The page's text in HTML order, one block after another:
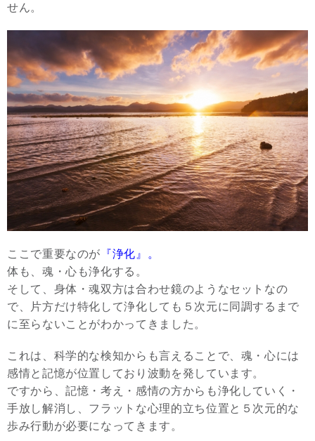
せん。
ここで重要なのが 『浄化』。
体も、魂・心も浄化する。
そして、身体・魂双方は合わせ鏡のようなセットなの
で、片方だけ特化して浄化しても５次元に同調するまで
に至らないことがわかってきました。
これは、科学的な検知からも言えることで、魂・心には
感情と記憶が位置しており波動を発しています。
ですから、記憶・考え・感情の方からも浄化していく・
手放し解消し、フラットな心理的立ち位置と５次元的な
歩み行動が必要になってきます。